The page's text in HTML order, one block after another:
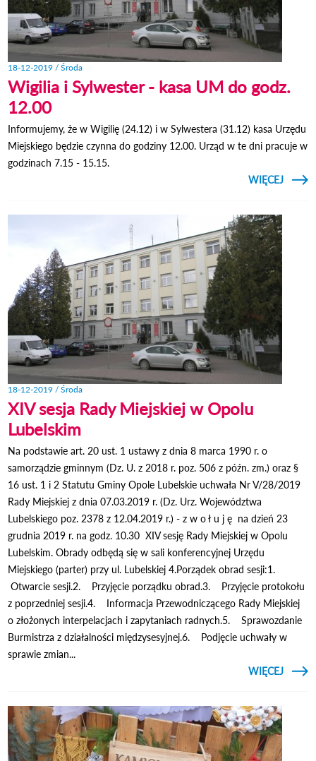
18-12-2019 / Środa
Wigilia i Sylwester - kasa UM do godz.
12.00
Informujemy, że w Wigilię (24.12) i w Sylwestera (31.12) kasa Urzędu
Miejskiego będzie czynna do godziny 12.00. Urząd w te dni pracuje w
godzinach 7.15 - 15.15.
CZYTAJ
WIĘCEJ
O
18-12-2019 / Środa
XIV sesja Rady Miejskiej w Opolu
Lubelskim
Na podstawie art. 20 ust. 1 ustawy z dnia 8 marca 1990 r. o
samorządzie gminnym (Dz. U. z 2018 r. poz. 506 z późn. zm.) oraz §
16 ust. 1 i 2 Statutu Gminy Opole Lubelskie uchwała Nr V/28/2019
Rady Miejskiej z dnia 07.03.2019 r. (Dz. Urz. Województwa
Lubelskiego poz. 2378 z 12.04.2019 r.) - z w o ł u j ę na dzień 23
grudnia 2019 r. na godz. 10.30 XIV sesję Rady Miejskiej w Opolu
Lubelskim. Obrady odbędą się w sali konferencyjnej Urzędu
Miejskiego (parter) przy ul. Lubelskiej 4.Porządek obrad sesji:1.
Otwarcie sesji.2. Przyjęcie porządku obrad.3. Przyjęcie protokołu
z poprzedniej sesji.4. Informacja Przewodniczącego Rady Miejskiej
o złożonych interpelacjach i zapytaniach radnych.5. Sprawozdanie
Burmistrza z działalności międzysesyjnej.6. Podjęcie uchwały w
sprawie zmian...
CZYTAJ
WIĘCEJ